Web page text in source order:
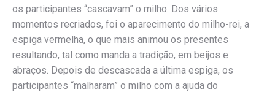
os participantes “cascavam” o milho. Dos vários
momentos recriados, foi o aparecimento do milho-rei, a
espiga vermelha, o que mais animou os presentes
resultando, tal como manda a tradição, em beijos e
abraços. Depois de descascada a última espiga, os
participantes “malharam” o milho com a ajuda do